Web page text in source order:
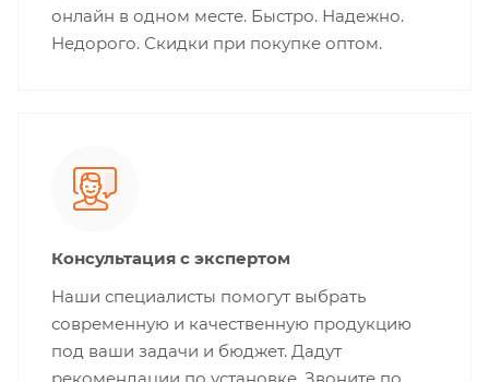
онлайн в одном месте. Быстро. Надежно.
Недорого. Скидки при покупке оптом.
Консультация с экспертом
Наши специалисты помогут выбрать
современную и качественную продукцию
под ваши задачи и бюджет. Дадут
рекомендации по установке. Звоните по